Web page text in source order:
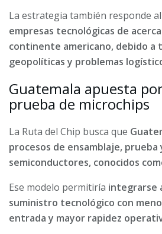
La estrategia también responde al
empresas tecnológicas de
continente americano, debido a
geopolíticas y problemas
Guatemala apuesta
prueba de microchips
La Ruta del Chip busca que
procesos de ensamblaje, prueba
semiconductores, conocidos
Ese modelo permitiría integrarse
suministro tecnológico con
entrada y mayor rapidez